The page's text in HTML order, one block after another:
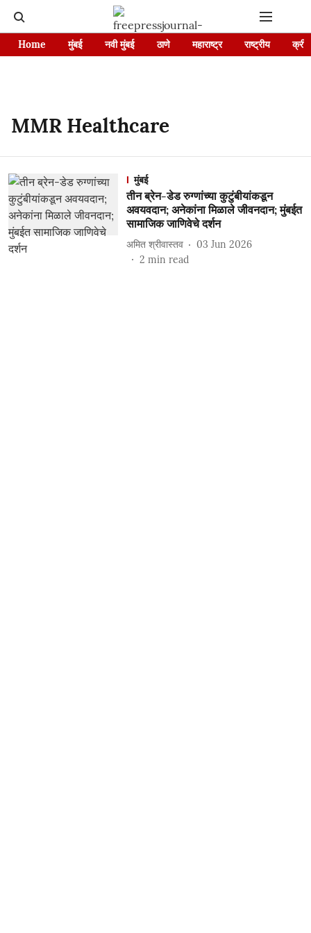
Home मुंबई नवी मुंबई ठाणे महाराष्ट्र राष्ट्रीय
MMR Healthcare
मुंबई
तीन ब्रेन-डेड रुग्णांच्या कुटुंबीयांकडून
अवयवदान; अनेकांना मिळाले जीवनदान; मुंबईत
सामाजिक जाणिवेचे दर्शन
अमित श्रीवास्तव
03 Jun 2026
2 min read